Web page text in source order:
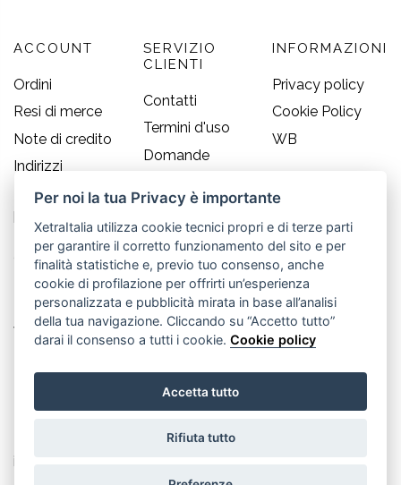
ACCOUNT
Ordini
Resi di merce
Note di credito
Indirizzi
Informazioni
personali
SERVIZIO
CLIENTI
Contatti
Termini d'uso
Domande
Guida alle
taglie
INFORMAZIONI
Privacy policy
Cookie Policy
WB
CONTATTI
Old England S.r.l.
Via Guglielmo Marconi, 21
info@oldenglandsrl.com
Per noi la tua Privacy è importante
XetraItalia utilizza cookie tecnici propri e di terze parti
per garantire il corretto funzionamento del sito e per
finalità statistiche e, previo tuo consenso, anche
cookie di profilazione per offrirti un’esperienza
personalizzata e pubblicità mirata in base all’analisi
della tua navigazione. Cliccando su “Accetto tutto”
darai il consenso a tutti i cookie.Cookie policy
Accetta tutto
Rifiuta tutto